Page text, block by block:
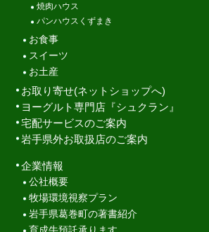
焼肉ハウス
パンハウスくずまき
お食事
スイーツ
お土産
お取り寄せ(ネットショップへ)
ヨーグルト専門店『シュクラン』
宅配サービスのご案内
岩手県外お取扱店のご案内
企業情報
公社概要
牧場環境視察プラン
岩手県葛巻町の著書紹介